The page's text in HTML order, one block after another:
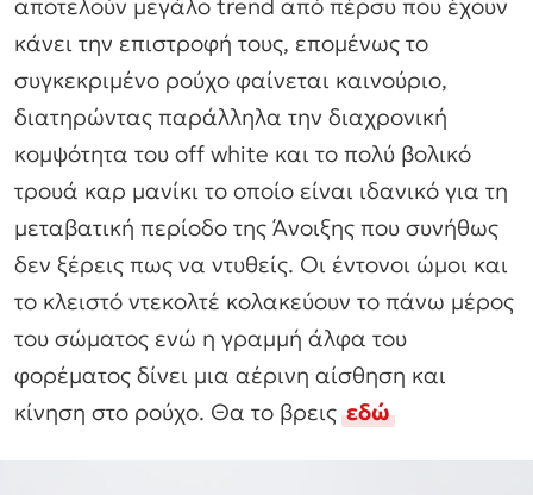
αποτελούν μεγάλο trend από πέρσυ που έχουν
κάνει την επιστροφή τους, επομένως το
συγκεκριμένο ρούχο φαίνεται καινούριο,
διατηρώντας παράλληλα την διαχρονική
κομψότητα του off white και το πολύ βολικό
τρουά καρ μανίκι το οποίο είναι ιδανικό για τη
μεταβατική περίοδο της Άνοιξης που συνήθως
δεν ξέρεις πως να ντυθείς. Οι έντονοι ώμοι και
το κλειστό ντεκολτέ κολακεύουν το πάνω μέρος
του σώματος ενώ η γραμμή άλφα του
φορέματος δίνει μια αέρινη αίσθηση και
κίνηση στο ρούχο. Θα το βρειςεδώ